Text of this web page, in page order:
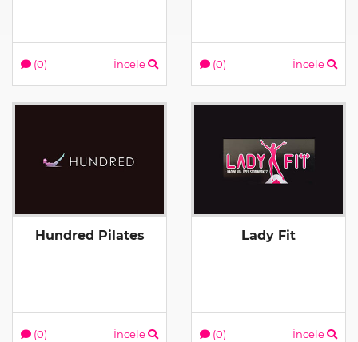
(0) İncele (0) İncele
Hundred Pilates
(0) İncele
Lady Fit
(0) İncele